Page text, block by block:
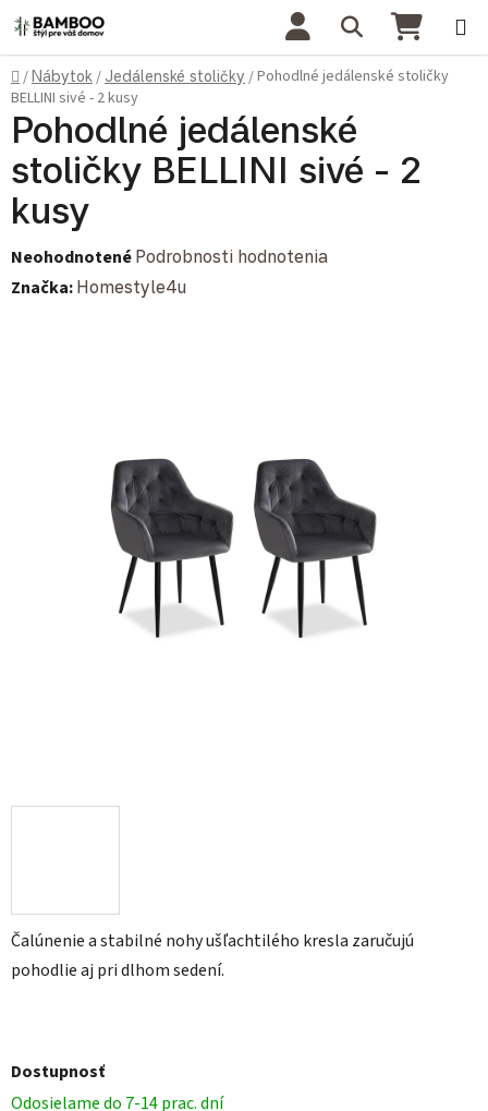
Prejsť na obsah Hľadať
Domov
/Nábytok / Jedálenské stoličky /Pohodlné jedálenské stoličky
BELLINI sivé - 2 kusy
Čalúnenie a stabilné nohy ušľachtilého kresla zaručujú
pohodlie aj pri dlhom sedení.
Dostupnosť
Odosielame do 7-14 prac. dní
Pohodlné jedálenské
stoličky BELLINI sivé - 2
kusy
Priemerné hodnotenie produktu je 0,0 z 5 hviezdičiek.
Neohodnotené Podrobnosti hodnotenia
Značka: Homestyle4u